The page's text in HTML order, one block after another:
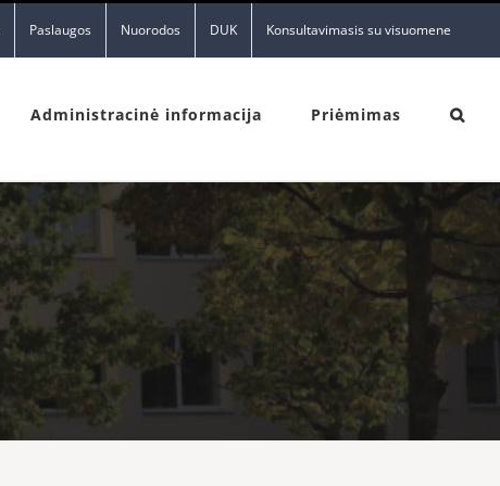
Paslaugos Nuorodos DUK Konsultavimasis su visuomene
Administracinė informacija Priėmimas